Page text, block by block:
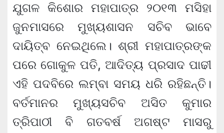
ଯୁଗଳ କିଶୋର ମହାପାତ୍ର ୨୦୧୩ ମସିହା
ଜୁନମାସରେ ମୁଖ୍ୟଶାସନ ସଚିବ ଭାବେ
ଦାୟିତ୍ବ ନେଇଥିଲେ। ଶ୍ରୀ ମହାପାତ୍ରଙ୍କ
ପରେ ଗୋକୁଳ ପତି, ଆଦିତ୍ୟ ପ୍ରସାଦ ପାଢୀ
ଏହି ପଦବିରେ ଲମ୍ବା ସମୟ ଧରି ରହିଛନ୍ତି।
ବର୍ତମାନର ମୁଖ୍ୟସଚିବ ଅସିତ କୁମାର
ତ୍ରିପାଠୀ ବି ଗତବର୍ଷ ଅଗଷ୍ଟ ମାସରୁ